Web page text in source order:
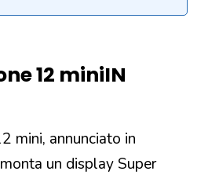
12 miniIN
mini, annunciato in
un display Super